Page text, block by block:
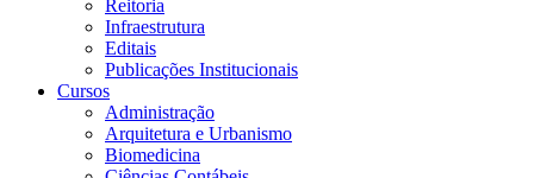
Reitoria
Infraestrutura
Editais
Publicações Institucionais
Cursos
Administração
Arquitetura e Urbanismo
Biomedicina